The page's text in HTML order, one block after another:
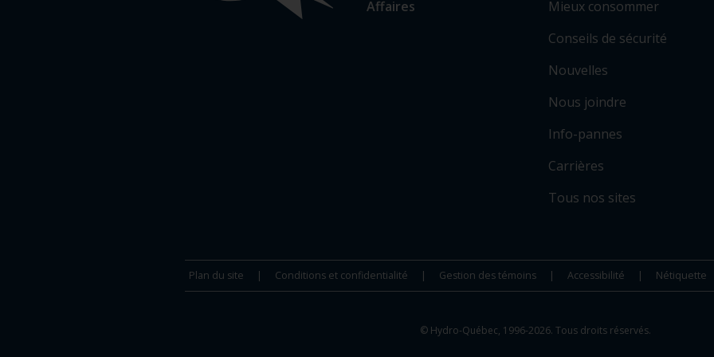
les
Affaires
e
n
e
s
c
r
a
s
s
e
Mieux consommer
Conseils de sécurité
Nouvelles
Nous joindre
Info-pannes
Carrières
Tous nos sites
Plan du site Conditions et confidentialité Gestion des témoins Accessibilité Nétiquette
© Hydro-Québec, 1996-2026. Tous droits réservés.